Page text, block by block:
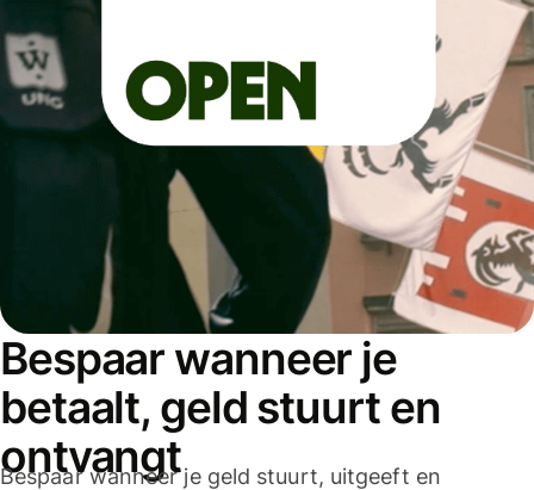
Bespaar wanneer je
betaalt, geld stuurt en
ontvangt
Bespaar wanneer je geld stuurt, uitgeeft en